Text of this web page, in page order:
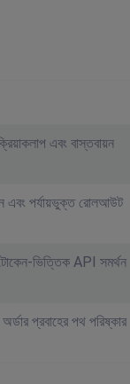
এবং বাস্তবায়ন
এবং পর্যায়ভুক্ত রোলআউট
টোকেন-ভিত্তিক API সমর্থন
প্রবাহের পথ পরিষ্কার